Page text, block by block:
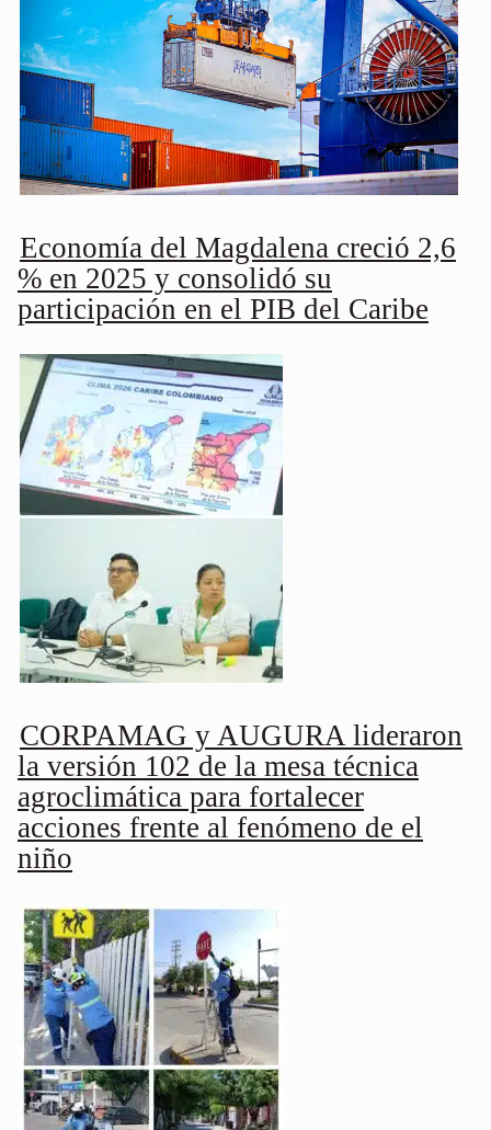
Economía del Magdalena creció 2,6
% en 2025 y consolidó su
participación en el PIB del Caribe
CORPAMAG y AUGURA lideraron
la versión 102 de la mesa técnica
agroclimática para fortalecer
acciones frente al fenómeno de el
niño